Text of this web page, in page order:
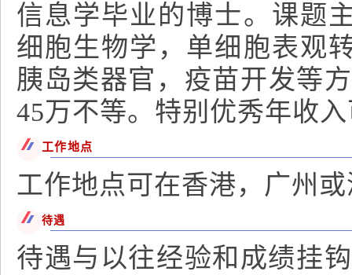
信息学毕业的博士。课题
细胞生物学，单细胞表观
胰岛类器官，疫苗开发等
45万不等。特别优秀年收
工作地点
工作地点可在香港，广州
待遇
待遇与以往经验和成绩挂